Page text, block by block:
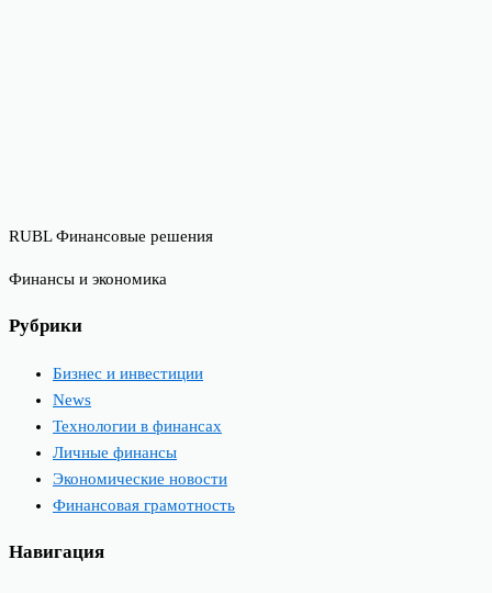
RUBL Финансовые решения
Финансы и экономика
Рубрики
Бизнес и инвестиции
News
Технологии в финансах
Личные финансы
Экономические новости
Финансовая грамотность
Навигация